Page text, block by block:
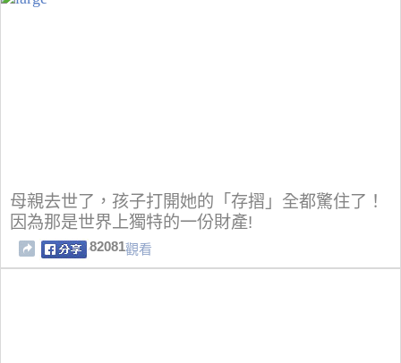
母親去世了，孩子打開她的「存摺」全都驚住了！
因為那是世界上獨特的一份財產!
82081觀看